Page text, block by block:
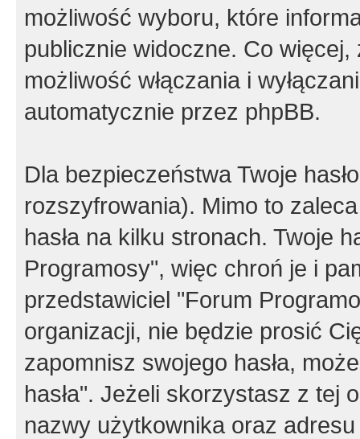
możliwość wyboru, które
publicznie widoczne. Co
możliwość włączania i
automatycznie przez phpBB.
Dla bezpieczeństwa Twoje
rozszyfrowania). Mimo to
hasła na kilku stronach. Twoje
Programosy", więc chroń je i
przedstawiciel "Forum
organizacji, nie będzie prosić
zapomnisz swojego hasła,
hasła". Jeżeli skorzystasz z tej
nazwy użytkownika oraz